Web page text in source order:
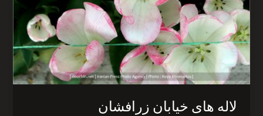
لاله های خیابان زرافشان‎